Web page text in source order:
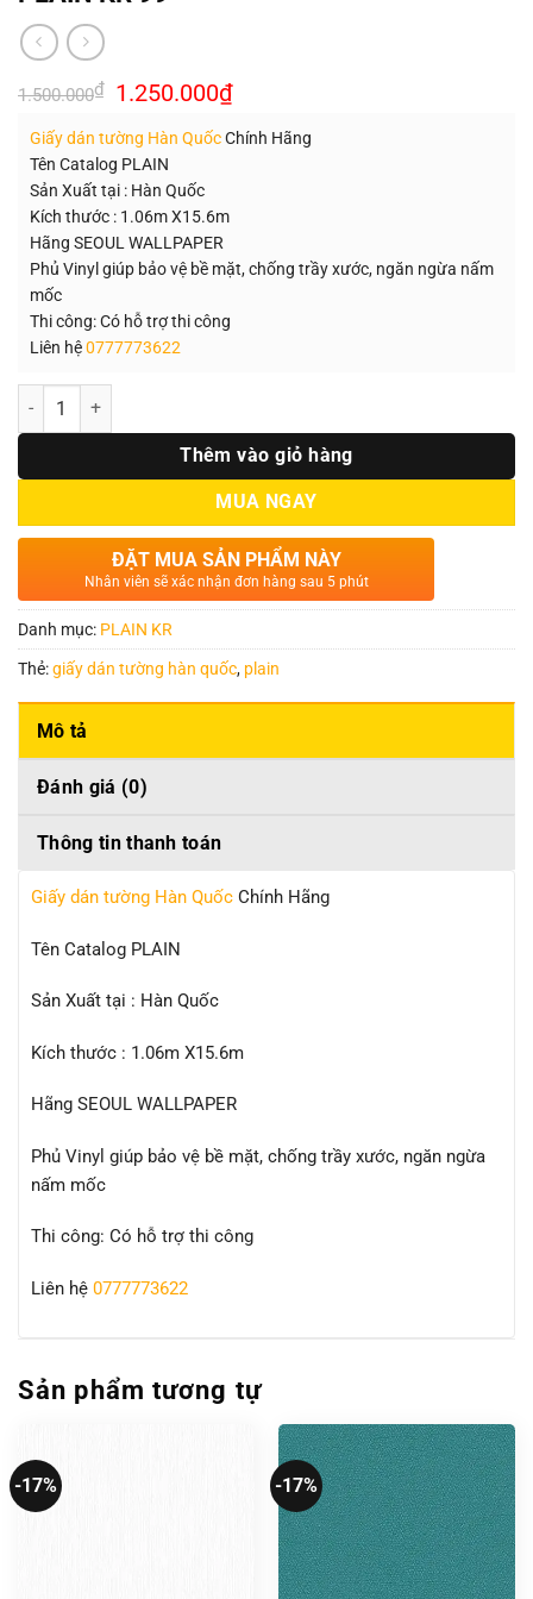
1.500.000₫ Giá
gốc
1.500.000₫.
1.250.000₫Giá
hiện
là:
Giấy dán tường Hàn QuốcChính Hãng
Tên Catalog PLAIN
Sản Xuất tại : Hàn Quốc
Kích thước : 1.06m X15.6m
Hãng SEOUL WALLPAPER
Phủ Vinyl giúp bảo vệ bề mặt, chống trầy xước, ngăn ngừa nấm
mốc
Thi công: Có hỗ trợ thi công
Liên hệ0777773622
Số lượng
Thêm vào giỏ hàng
MUA NGAY
ĐẶT MUA SẢN PHẨM NÀY
Nhân viên sẽ xác nhận đơn hàng sau 5 phút
Danh mục: PLAIN KR
Thẻ:giấy dán tường hàn quốc, plain
Mô tả
Đánh giá (0)
Thông tin thanh toán
Giấy dán tường Hàn Quốc Chính Hãng
Tên Catalog PLAIN
Sản Xuất tại : Hàn Quốc
Kích thước : 1.06m X15.6m
Hãng SEOUL WALLPAPER
Phủ Vinyl giúp bảo vệ bề mặt, chống trầy xước, ngăn ngừa
nấm mốc
Thi công: Có hỗ trợ thi công
Liên hệ 0777773622
Sản phẩm tương tự
-17% -17%